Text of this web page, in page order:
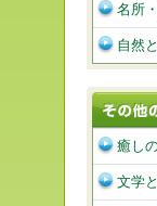
名所
自然
癒し
文学